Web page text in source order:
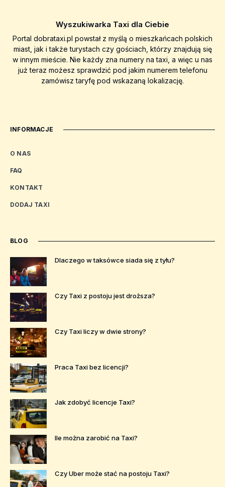
Wyszukiwarka Taxi dla Ciebie
Portal dobrataxi.pl powstał z myślą o mieszkańcach polskich
miast, jak i także turystach czy gościach, którzy znajdują się
w innym mieście. Nie każdy zna numery na taxi, a więc u nas
już teraz możesz sprawdzić pod jakim numerem telefonu
zamówisz taryfę pod wskazaną lokalizację.
INFORMACJE
O NAS
FAQ
KONTAKT
DODAJ TAXI
BLOG
Dlaczego w taksówce siada się z tyłu?
Czy Taxi z postoju jest droższa?
Czy Taxi liczy w dwie strony?
Praca Taxi bez licencji?
Jak zdobyć licencje Taxi?
Ile można zarobić na Taxi?
Czy Uber może stać na postoju Taxi?